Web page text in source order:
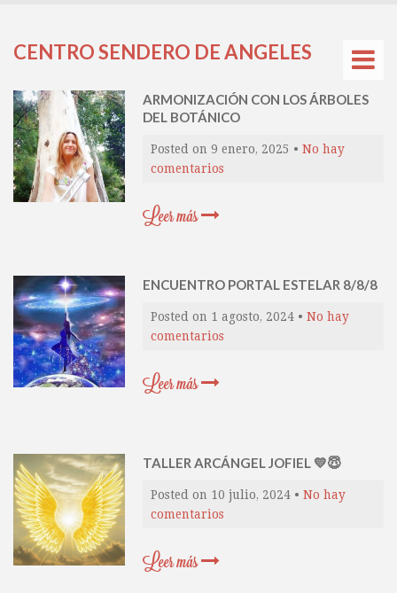
CENTRO SENDERO DE ANGELES
ARMONIZACIÓN CON LOS ÁRBOLES
DEL BOTÁNICO
Posted on 9 enero, 2025 • No hay
comentarios
Leer más
ENCUENTRO PORTAL ESTELAR 8/8/8
Posted on 1 agosto, 2024• No hay
comentarios
Leer más
TALLER ARCÁNGEL JOFIEL 💛😇
Posted on 10 julio, 2024• No hay
comentarios
Leer más